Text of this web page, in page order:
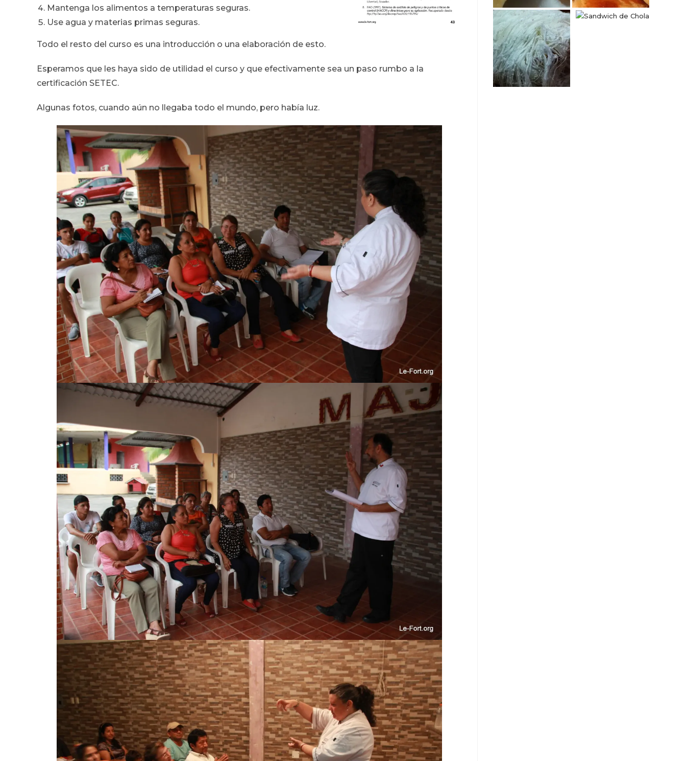
Mantenga los alimentos a temperaturas seguras.
Use agua y materias primas seguras.
Todo el resto del curso es una introducción o una elaboración de esto.
Esperamos que les haya sido de utilidad el curso y que efectivamente sea un paso rumbo a la
certificación SETEC.
Algunas fotos, cuando aún no llegaba todo el mundo, pero había luz.